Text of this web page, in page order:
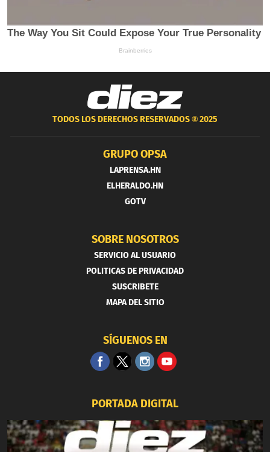
TODOS LOS DERECHOS RESERVADOS ®2025
GRUPO OPSA
LAPRENSA.HN
ELHERALDO.HN
GOTV
SOBRE NOSOTROS
SERVICIO AL USUARIO
POLITICAS DE PRIVACIDAD
SUSCRIBETE
MAPA DEL SITIO
SÍGUENOS EN
PORTADA DIGITAL